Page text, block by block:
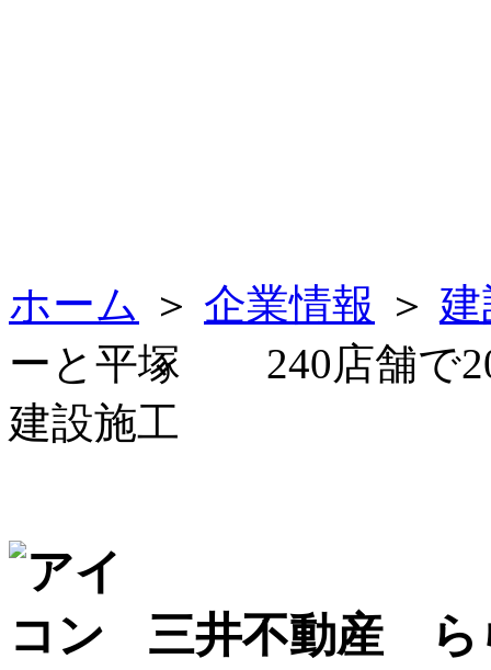
ホーム ＞ 企業情報 ＞
ーと平塚 240店舗で
建設施工
三井不動産